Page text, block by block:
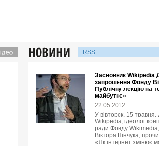
RSS
Засновник Wikipedia
запрошення Фонду
Публічну лекцію на
майбутнє»
22.05.2012
У вівторок, 15
Wikipedia, ідеолог
ради Фонду
Віктора Пінчука,
«Як інтернет змінює